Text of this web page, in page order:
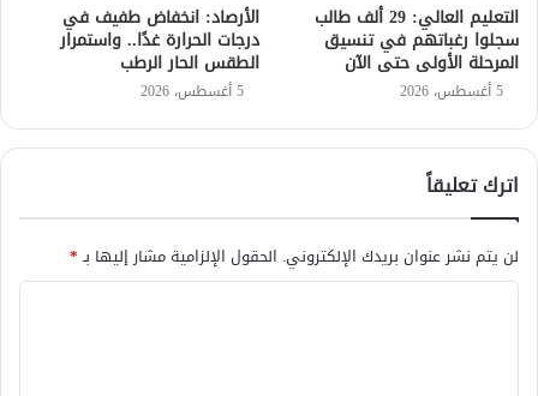
التعليم العالي: 29 ألف طالب
سجلوا رغباتهم في تنسيق
المرحلة الأولى حتى الآن
5 أغسطس، 2026
الأرصاد: انخفاض طفيف في
درجات الحرارة غدًا.. واستمرار
الطقس الحار الرطب
5 أغسطس، 2026
اترك تعليقاً
لن يتم نشر عنوان بريدك الإلكتروني. الحقول الإلزامية مشار إليها بـ*